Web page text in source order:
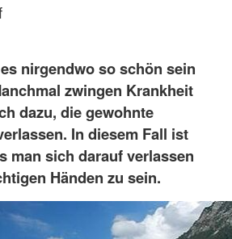
nirgendwo so schön sein
zwingen Krankheit
dazu, die gewohnte
In diesem Fall ist
man sich darauf verlassen
Händen zu sein.